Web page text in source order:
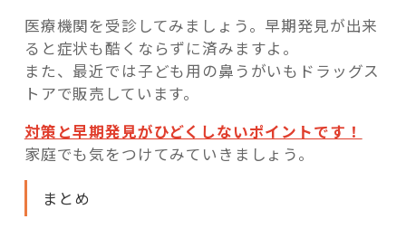
医療機関を受診してみましょう。早期発見が出来
ると症状も酷くならずに済みますよ。
また、最近では子ども用の鼻うがいもドラッグス
トアで販売しています。
対策と早期発見がひどくしないポイントです！
家庭でも気をつけてみていきましょう。
まとめ